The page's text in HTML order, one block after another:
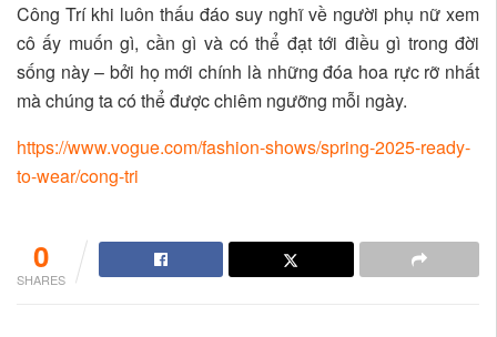
Công Trí khi luôn thấu đáo suy nghĩ về người phụ nữ xem
cô ấy muốn gì, cần gì và có thể đạt tới điều gì trong đời
sống này – bởi họ mới chính là những đóa hoa rực rỡ nhất
mà chúng ta có thể được chiêm ngưỡng mỗi ngày.
https://www.vogue.com/fashion-shows/spring-2025-ready-
to-wear/cong-tri
0
SHARES